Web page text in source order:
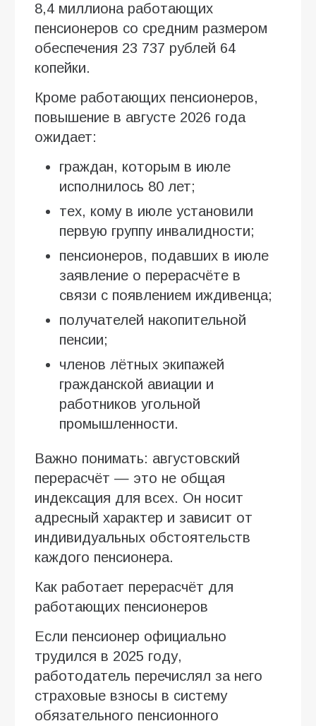
8,4 миллиона работающих
пенсионеров со средним размером
обеспечения 23 737 рублей 64
копейки.
Кроме работающих пенсионеров,
повышение в августе 2026 года
ожидает:
граждан, которым в июле
исполнилось 80 лет;
тех, кому в июле установили
первую группу инвалидности;
пенсионеров, подавших в июле
заявление о перерасчёте в
связи с появлением иждивенца;
получателей накопительной
пенсии;
членов лётных экипажей
гражданской авиации и
работников угольной
промышленности.
Важно понимать: августовский
перерасчёт — это не общая
индексация для всех. Он носит
адресный характер и зависит от
индивидуальных обстоятельств
каждого пенсионера.
Как работает перерасчёт для
работающих пенсионеров
Если пенсионер официально
трудился в 2025 году,
работодатель перечислял за него
страховые взносы в систему
обязательного пенсионного